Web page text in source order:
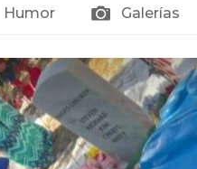
Humor Galerías